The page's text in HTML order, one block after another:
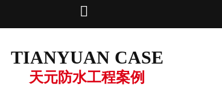

TIANYUAN CASE
天元防水工程案例